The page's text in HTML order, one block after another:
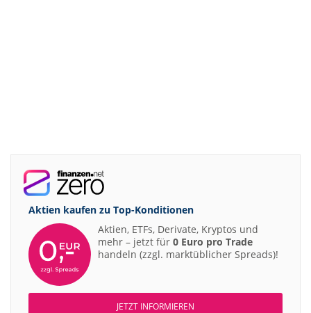
Aktien kaufen zu Top-Konditionen
Aktien, ETFs, Derivate, Kryptos und
mehr – jetzt für 0 Euro pro Trade
handeln (zzgl. marktüblicher Spreads)!
JETZT INFORMIEREN